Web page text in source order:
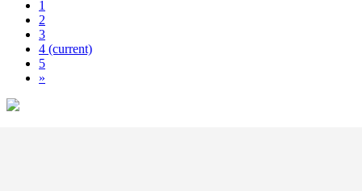
1
2
3
4 (current)
5
»